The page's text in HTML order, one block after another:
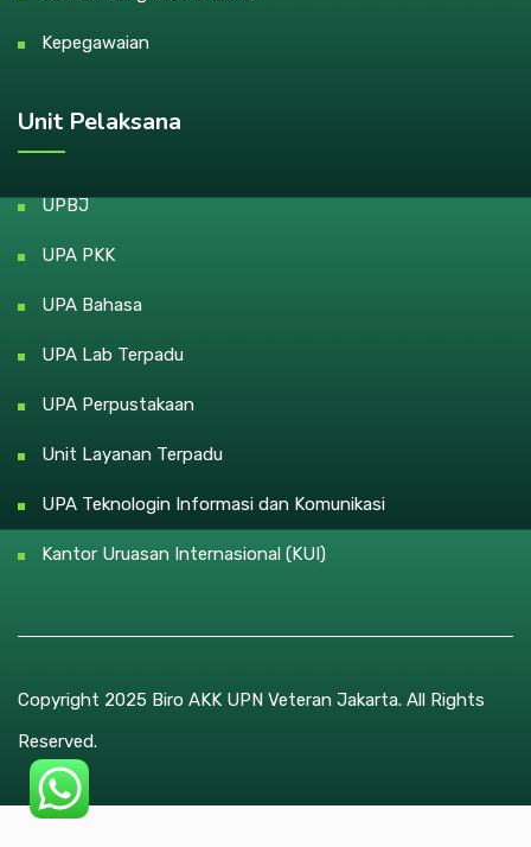
Kepegawaian
Unit Pelaksana
UPBJ
UPA PKK
UPA Bahasa
UPA Lab Terpadu
UPA Perpustakaan
Unit Layanan Terpadu
UPA Teknologin Informasi dan Komunikasi
Kantor Uruasan Internasional (KUI)
Copyright 2025 Biro AKK UPN Veteran Jakarta. All Rights
Reserved.